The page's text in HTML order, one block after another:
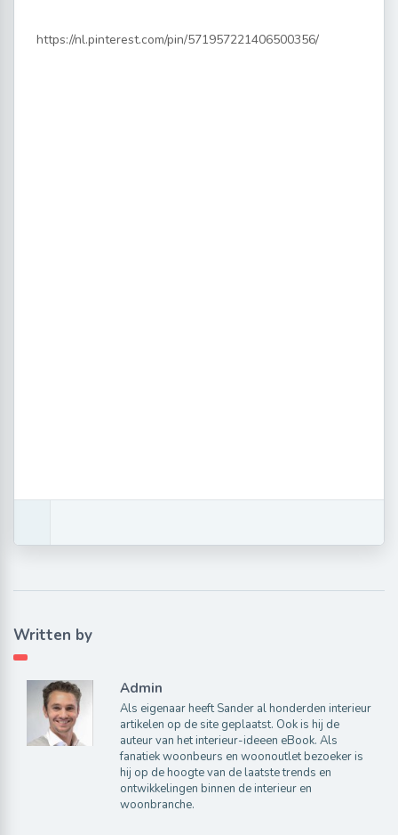
https://nl.pinterest.com/pin/571957221406500356/
Written by
Admin
Als eigenaar heeft Sander al honderden interieur
artikelen op de site geplaatst. Ook is hij de
auteur van het interieur-ideeen eBook. Als
fanatiek woonbeurs en woonoutlet bezoeker is
hij op de hoogte van de laatste trends en
ontwikkelingen binnen de interieur en
woonbranche.